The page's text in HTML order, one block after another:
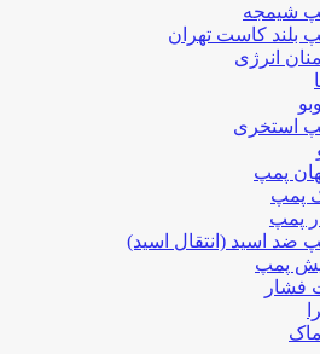
شیمجه
بلند کاست تهران
انرژی
استخری
پمپ
پمپ
پمپ
ضد اسید (انتقال اسید)
پمپ
فشار